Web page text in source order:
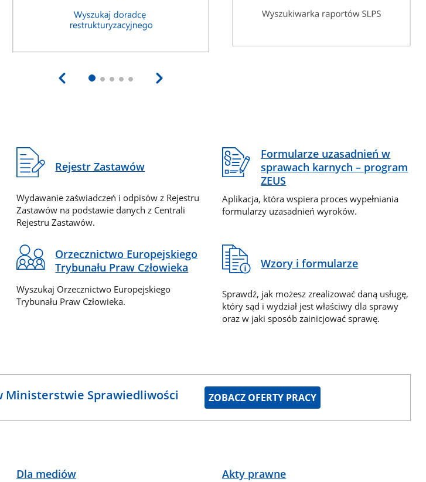
Rejestr Zastawów
Wydawanie zaświadczeń i odpisów z Rejestru
Zastawów na podstawie danych z Centrali
Rejestru Zastawów.
Formularze uzasadnień w
sprawach karnych – program
ZEUS
Aplikacja, która wspiera proces wypełniania
formularzy uzasadnień wyroków.
Orzecznictwo Europejskiego
Trybunału Praw Człowieka
Wyszukaj Orzecznictwo Europejskiego
Trybunału Praw Człowieka.
Wzory i formularze
Sprawdź, jak możesz zrealizować daną usługę,
który sąd i wydział jest właściwy dla sprawy
oraz w jaki sposób zainicjować sprawę.
Ministerstwie Sprawiedliwości ZOBACZ OFERTY PRACY
Dla mediów Akty prawne